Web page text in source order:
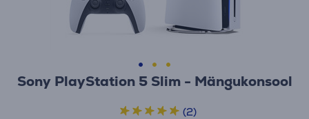
Sony PlayStation 5 Slim - Mängukonsool
(2)